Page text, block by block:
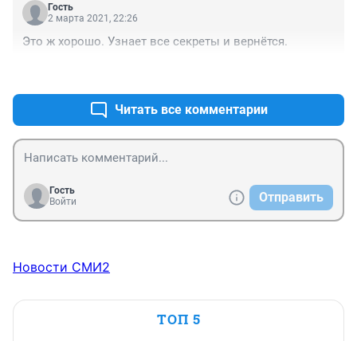
Гость
2 марта 2021, 22:26
Это ж хорошо. Узнает все секреты и вернётся.
Читать все комментарии
Гость
Войти
Отправить
Новости СМИ2
ТОП 5